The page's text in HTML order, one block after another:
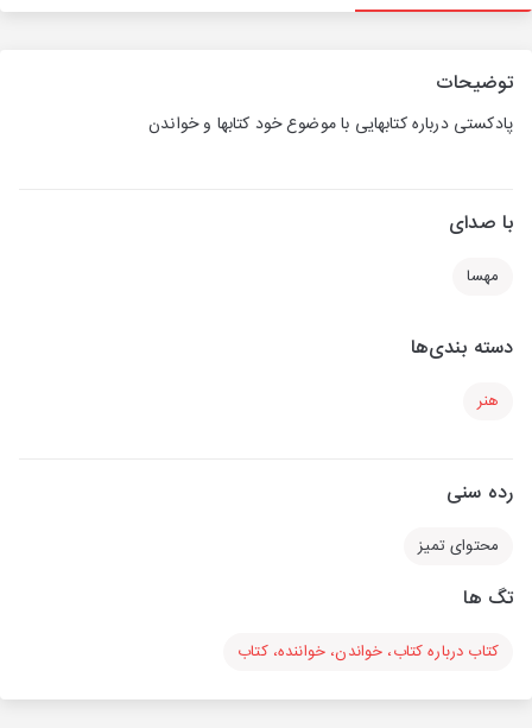
توضیحات
پادکستی درباره کتابهایی با موضوع خود کتابها و خواندن
با صدای
مهسا
دسته بندی‌ها
هنر
رده سنی
محتوای تمیز
تگ ها
کتاب درباره کتاب، خواندن، خواننده، کتاب